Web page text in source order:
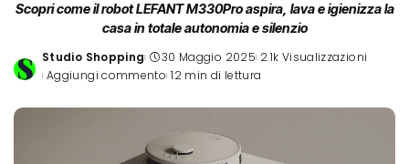
Scopri come il robot LEFANT M330Pro aspira, lava e igienizza la
casa in totale autonomia e silenzio
Posted
by
Studio Shopping 30 Maggio 2025 2.1k Visualizzazioni
Aggiungi commento 12 min di lettura